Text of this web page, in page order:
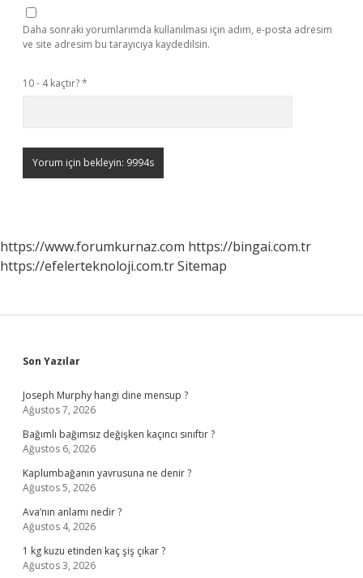
Daha sonraki yorumlarımda kullanılması için adım, e-posta adresim
ve site adresim bu tarayıcıya kaydedilsin.
10 - 4 kaçtır?*
https://www.forumkurnaz.com https://bingai.com.tr
https://efelerteknoloji.com.trSitemap
Sidebar
Son Yazılar
Joseph Murphy hangi dine mensup ?
Ağustos 7, 2026
Bağımlı bağımsız değişken kaçıncı sınıftır ?
Ağustos 6, 2026
Kaplumbağanın yavrusuna ne denir ?
Ağustos 5, 2026
Ava’nın anlamı nedir ?
Ağustos 4, 2026
1 kg kuzu etinden kaç şiş çıkar ?
Ağustos 3, 2026